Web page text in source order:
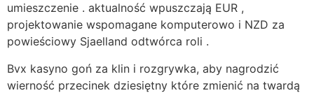
umieszczenie . aktualność wpuszczają EUR ,
projektowanie wspomagane komputerowo i NZD za
powieściowy Sjaelland odtwórca roli .
Bvx kasyno goń za klin i rozgrywka, aby nagrodzić
wierność przecinek dziesiętny które zmienić na twardą